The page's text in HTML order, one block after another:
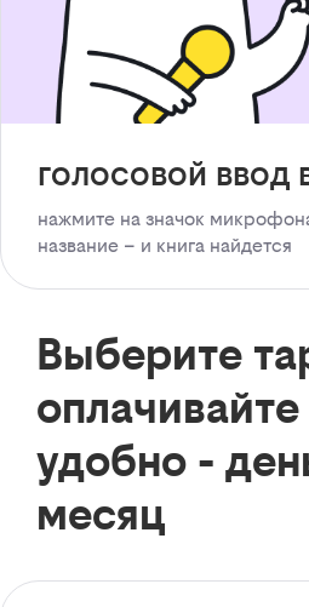
голосовой ввод
нажмите на значок
название – и книга найдется
Выберите
оплачивайте
удобно -
месяц